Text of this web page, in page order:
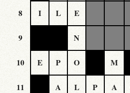
8 I L E
9 N
10 E P O M
11 A L P A